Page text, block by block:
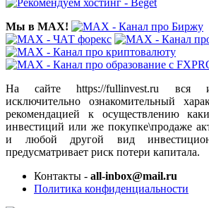
Мы в MAX!
На сайте https://fullinvest.ru вся
исключительно ознакомительный
рекомендацией к осуществлению
инвестиций или же покупке\продаже
и любой другой вид
предусматривает риск потери капитала.
Контакты - all-inbox@mail.ru
Политика конфиденциальности